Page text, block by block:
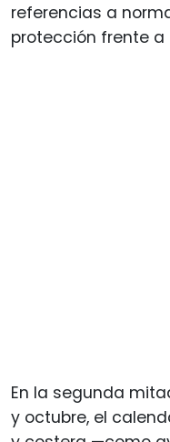
referencias a
protección frente a
En la segunda
y octubre, el